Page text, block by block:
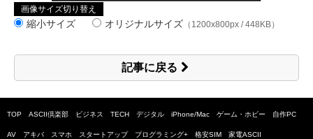
画像サイズ切り替え
縮小サイズ オリジナルサイズ （1200x800px / 448KB）
記事に戻る
TOP ASCII倶楽部 ビジネス TECH デジタル iPhone/Mac ゲーム・ホビー 自作PC
AV アキバ スマホ スタートアップ プログラミング+ 格安SIM 家電ASCII